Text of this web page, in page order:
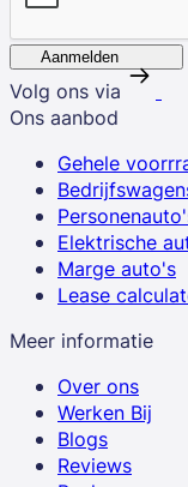
Aanmelden
Volg ons via
Ons aanbod
Gehele
Elektrische
Marge auto's
Lease
Meer informatie
Over ons
Werken Bij
Blogs
Reviews